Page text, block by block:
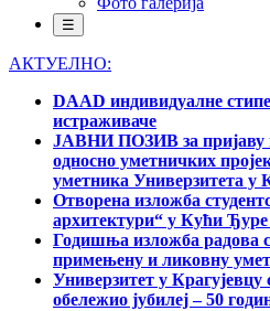
☰
АКТУЕЛНО:
DAAD индивидуалне
истраживаче
ЈАВНИ ПОЗИВ за пријаву
односно уметничких
уметника Универзитета у
Отворена изложба
архитектури“ у Кући
Годишња изложба радова
примењену и ликовну
Универзитет у
обележио јубилеј – 50